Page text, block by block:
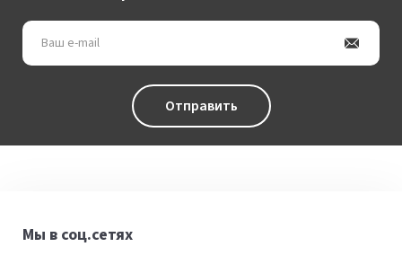
Ваш
mail
Отправить
Мы в соц.сетях